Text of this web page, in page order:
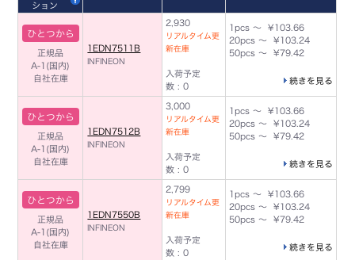
ション
ひとつから
正規品
A-1(国内)
自社在庫
1EDN7511B
INFINEON
2,930
リアルタイム更
新在庫
入荷予定
数 : 0
1pcs ～ ¥103.66
20pcs ～ ¥103.24
50pcs ～ ¥79.42
続きを見る
ひとつから
正規品
A-1(国内)
自社在庫
1EDN7512B
INFINEON
3,000
リアルタイム更
新在庫
入荷予定
数 : 0
1pcs ～ ¥103.66
20pcs ～ ¥103.24
50pcs ～ ¥79.42
続きを見る
ひとつから
正規品
A-1(国内)
自社在庫
1EDN7550B
INFINEON
2,799
リアルタイム更
新在庫
入荷予定
数 : 0
1pcs ～ ¥103.66
20pcs ～ ¥103.24
50pcs ～ ¥79.42
続きを見る